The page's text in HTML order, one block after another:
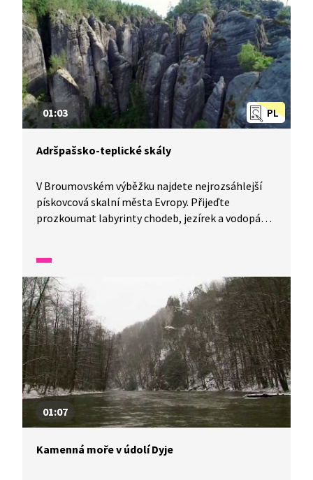
PL
01:03
Adršpašsko-teplické skály
V Broumovském výběžku najdete nejrozsáhlejší
pískovcová skalní města Evropy. Přijeďte
prozkoumat labyrinty chodeb, jezírek a vodopádů
a flóry v naší zemi.
01:07
Kamenná moře v údolí Dyje